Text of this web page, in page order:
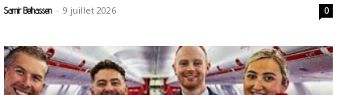
Samir Belhassen - 9 juillet 2026 0